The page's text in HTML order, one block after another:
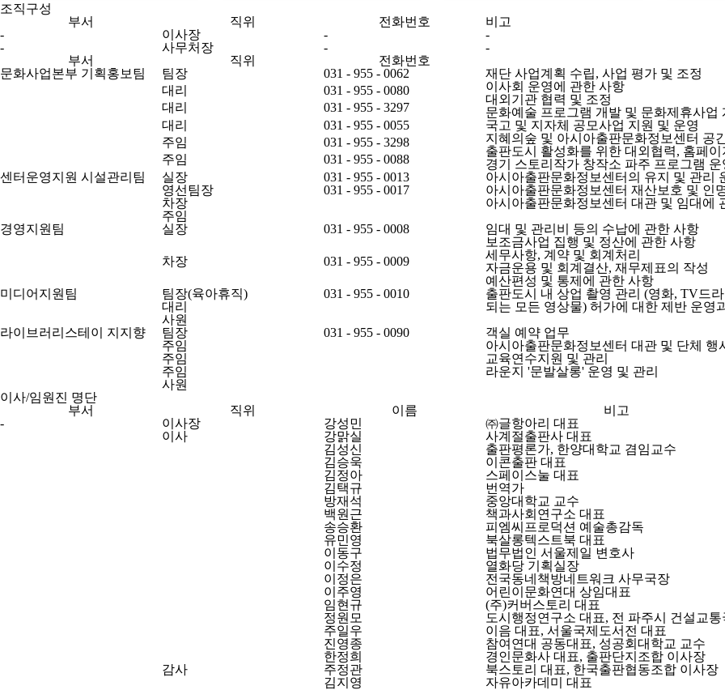
조직구성
부서
직위 전화번호
비고
-
이사장 -
-
-
사무처장 -
-
부서
직위
전화번호
문화사업본부 기획홍보팀
팀장 031 - 955 - 0062
재단 사업계획 수립, 사업 평가 및 조정
이사회 운영에 관한 사항
대외기관 협력 및 조정
문화예술 프로그램 개발 및 문화제휴사업
국고 및 지자체 공모사업 지원 및 운영
지혜의숲 및 아시아출판문화정보센터 공
출판도시 활성화를 위한 대외협력, 홈페
경기 스토리작가 창작소 파주 프로그램 운
대리
031 - 955 - 0080
대리
031 - 955 - 3297
대리
031 - 955 - 0055
주임
031 - 955 - 3298
주임
031 - 955 - 0088
센터운영지원 시설관리팀
실장 031 - 955 - 0013
아시아출판문화정보센터의 유지 및 관리
아시아출판문화정보센터 재산보호 및 인
아시아출판문화정보센터 대관 및 임대에
영선팀장
031 - 955 - 0017
차장
주임
경영지원팀
실장 031 - 955 - 0008
임대 및 관리비 등의 수납에 관한 사항
보조금사업 집행 및 정산에 관한 사항
세무사항, 계약 및 회계처리
자금운용 및 회계결산, 재무제표의 작성
예산편성 및 통제에 관한 사항
차장 031 - 955 - 0009
미디어지원팀 팀장(육아휴직) 031 - 955 - 0010
출판도시 내 상업 촬영 관리 (영화, TV드
되는 모든 영상물) 허가에 대한 제반 운영
대리
사원
라이브러리스테이 지지향
팀장 031 - 955 - 0090
객실 예약 업무
아시아출판문화정보센터 대관 및 단체 행
교육연수지원 및 관리
라운지 '문발살롱' 운영 및 관리
주임
주임
주임
사원
이사/임원진 명단
부서
직위 이름
비고
-
이사장 강성민
㈜글항아리 대표
이사
강맑실
사계절출판사 대표
김성신
출판평론가, 한양대학교 겸임교수
김승욱
이콘출판 대표
김정아
스페이스눌 대표
김택규
번역가
방재석
중앙대학교 교수
백원근
책과사회연구소 대표
송승환
피엠씨프로덕션 예술총감독
유민영
북살롱텍스트북 대표
이동구
법무법인 서울제일 변호사
이수정
열화당 기획실장
이정은
전국동네책방네트워크 사무국장
이주영
어린이문화연대 상임대표
임현규
(주)커버스토리 대표
정원모
도시행정연구소 대표, 전 파주시 건설교통
주일우
이음 대표, 서울국제도서전 대표
진영종
참여연대 공동대표, 성공회대학교 교수
한정희
경인문화사 대표, 출판단지조합 이사장
감사
주정관
북스토리 대표, 한국출판협동조합 이사장
김지영
자유아카데미 대표